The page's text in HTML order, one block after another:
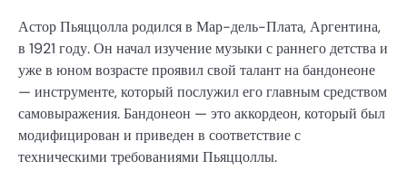
Астор Пьяццолла родился в Мар-дель-Плата, Аргентина,
в 1921 году. Он начал изучение музыки с раннего детства и
уже в юном возрасте проявил свой талант на бандонеоне
— инструменте, который послужил его главным средством
самовыражения. Бандонеон — это аккордеон, который был
модифицирован и приведен в соответствие с
техническими требованиями Пьяццоллы.